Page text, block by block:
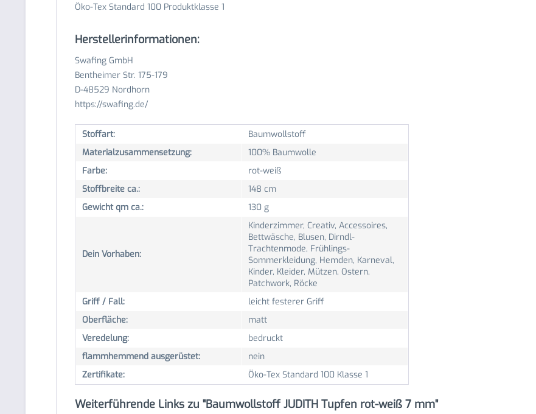
Öko-Tex Standard 100 Produktklasse 1
Herstellerinformationen:
Swafing GmbH
Bentheimer Str. 175-179
D-48529 Nordhorn
https://swafing.de/
Stoffart:
Baumwollstoff
Materialzusammensetzung:
100% Baumwolle
Farbe:
rot-weiß
Stoffbreite ca.:
148 cm
Gewicht qm ca.:
130 g
Dein Vorhaben:
Kinderzimmer, Creativ, Accessoires,
Bettwäsche, Blusen, Dirndl-
Trachtenmode, Frühlings-
Sommerkleidung, Hemden, Karneval,
Kinder, Kleider, Mützen, Ostern,
Patchwork, Röcke
Griff / Fall:
leicht festerer Griff
Oberfläche:
matt
Veredelung:
bedruckt
flammhemmend ausgerüstet:
nein
Zertifikate:
Öko-Tex Standard 100 Klasse 1
Weiterführende Links zu "Baumwollstoff JUDITH Tupfen rot-weiß 7 mm"